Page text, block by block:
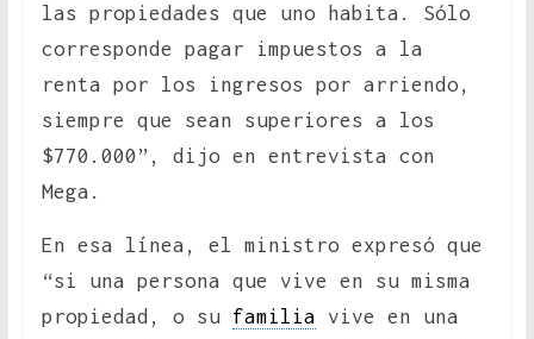
las propiedades que uno habita. Sólo
corresponde pagar impuestos a la
renta por los ingresos por arriendo,
siempre que sean superiores a los
$770.000”, dijo en entrevista con
Mega.
En esa línea, el ministro expresó que
“si una persona que vive en su misma
propiedad, o su familia vive en una